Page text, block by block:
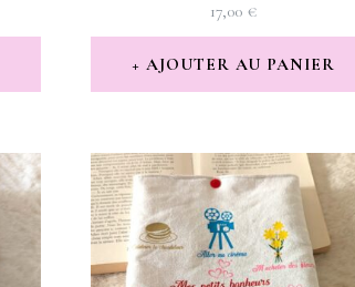
17,00 €
AJOUTER AU PANIER